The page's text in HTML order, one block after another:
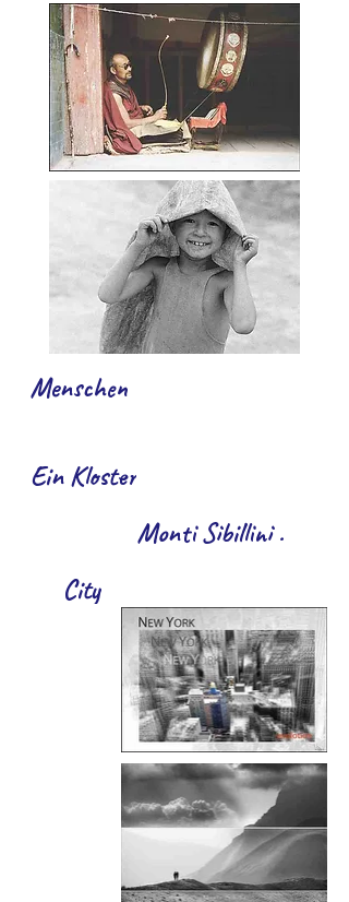
Menschen
Ein Kloster
Monti Sibillini .
City